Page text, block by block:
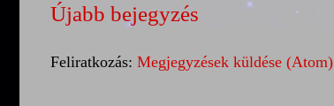
Újabb bejegyzés
Feliratkozás: Megjegyzések küldése (Atom)